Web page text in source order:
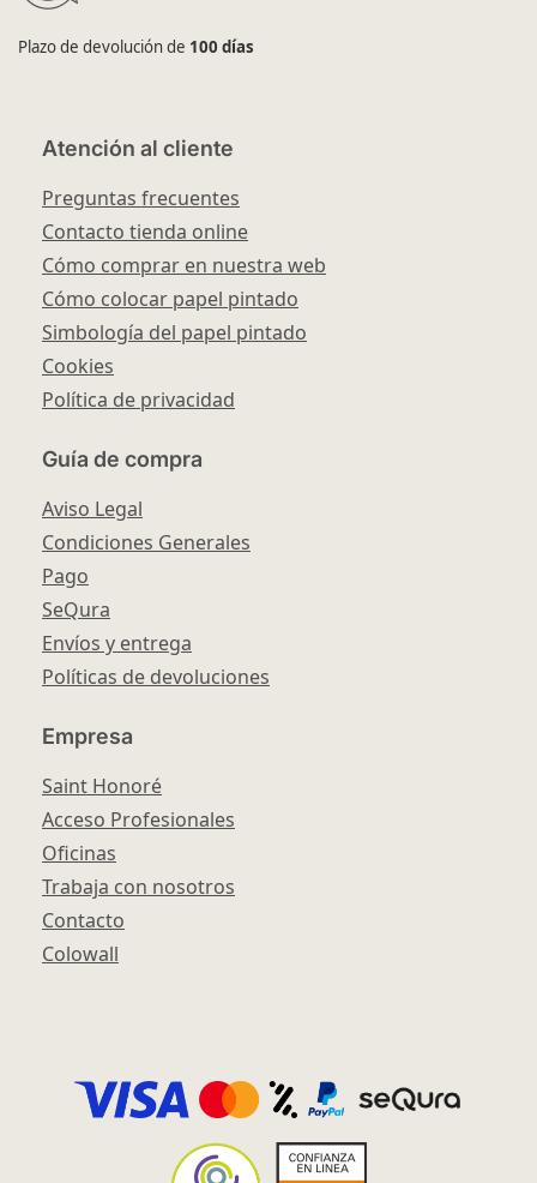
Plazo de devolución de 100 días
Atención al cliente
Preguntas frecuentes
Contacto tienda online
Cómo comprar en nuestra web
Cómo colocar papel pintado
Simbología del papel pintado
Cookies
Política de privacidad
Guía de compra
Aviso Legal
Condiciones Generales
Pago
SeQura
Envíos y entrega
Políticas de devoluciones
Empresa
Saint Honoré
Acceso Profesionales
Oficinas
Trabaja con nosotros
Contacto
Colowall